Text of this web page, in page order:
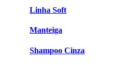
Linha Soft
Manteiga
Shampoo Cinza